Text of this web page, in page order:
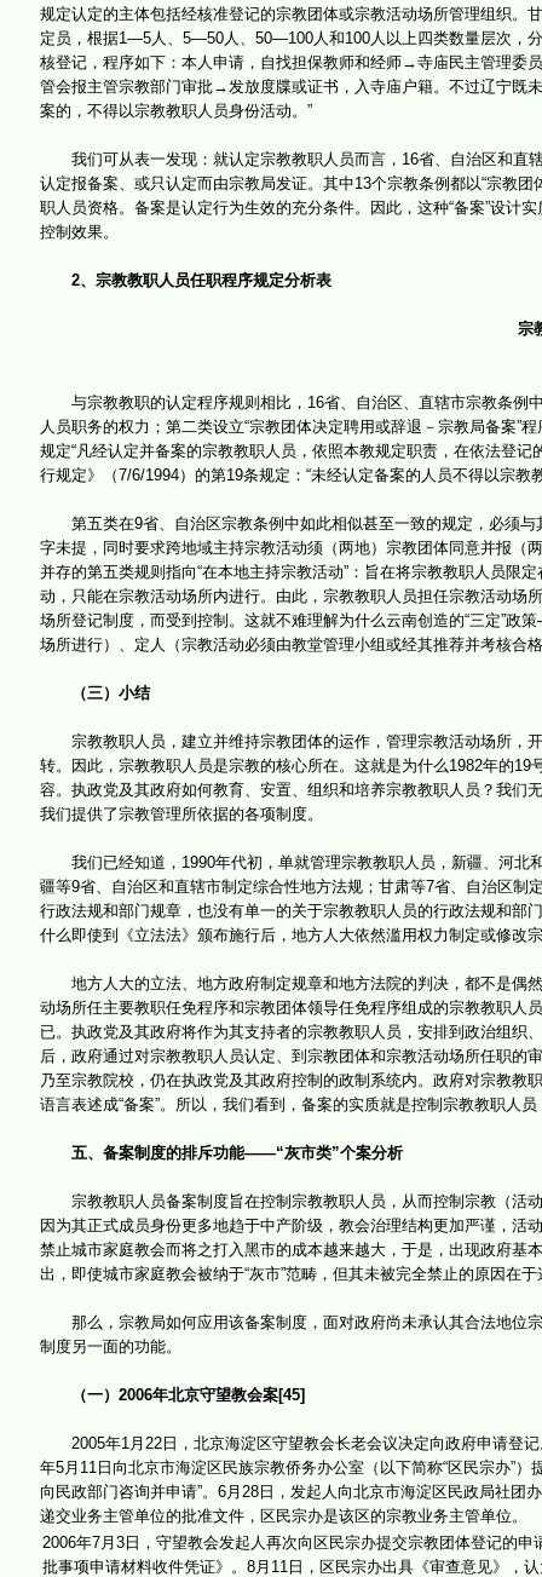
规定认定的主体包括经核准登记的宗教团体或宗教活动场所管理组织。
定员，根据1—5人、5—50人、50—100人和100人以上四类数量层次，
核登记，程序如下：本人申请，自找担保教师和经师→寺庙民主管理
管会报主管宗教部门审批→发放度牒或证书，入寺庙户籍。不过辽宁既
案的，不得以宗教教职人员身份活动。”
我们可从表一发现：就认定宗教教职人员而言，16省、自治区和直
认定报备案、或只认定而由宗教局发证。其中13个宗教条例都以“宗教
职人员资格。备案是认定行为生效的充分条件。因此，这种“备案”设计
控制效果。
2、宗教教职人员任职程序规定分析表
宗教
与宗教教职的认定程序规则相比，16省、自治区、直辖市宗教条例
人员职务的权力；第二类设立“宗教团体决定聘用或辞退－宗教局备案”
规定“凡经认定并备案的宗教教职人员，依照本教规定职责，在依法登
行规定》（7/6/1994）的第19条规定：“未经认定备案的人员不得以宗
第五类在9省、自治区宗教条例中如此相似甚至一致的规定，必须与
字未提，同时要求跨地域主持宗教活动须（两地）宗教团体同意并报（
并存的第五类规则指向“在本地主持宗教活动”：旨在将宗教教职人员限
动，只能在宗教活动场所内进行。由此，宗教教职人员担任宗教活动场
场所登记制度，而受到控制。这就不难理解为什么云南创造的“三定”
场所进行）、定人（宗教活动必须由教堂管理小组或经其推荐并考核合
（三）小结
宗教教职人员，建立并维持宗教团体的运作，管理宗教活动场所，
转。因此，宗教教职人员是宗教的核心所在。这就是为什么1982年的
容。执政党及其政府如何教育、安置、组织和培养宗教教职人员？我们
我们提供了宗教管理所依据的各项制度。
我们已经知道，1990年代初，单就管理宗教教职人员，新疆、河北
疆等9省、自治区和直辖市制定综合性地方法规；甘肃等7省、自治区
行政法规和部门规章，也没有单一的关于宗教教职人员的行政法规和部
什么即使到《立法法》颁布施行后，地方人大依然滥用权力制定或修改
地方人大的立法、地方政府制定规章和地方法院的判决，都不是偶
动场所任主要教职任免程序和宗教团体领导任免程序组成的宗教教职人
已。执政党及其政府将作为其支持者的宗教教职人员，安排到政治组
后，政府通过对宗教教职人员认定、到宗教团体和宗教活动场所任职
乃至宗教院校，仍在执政党及其政府控制的政制系统内。政府对宗教
语言表述成“备案”。所以，我们看到，备案的实质就是控制宗教教职人
五、备案制度的排斥功能——“灰市类”个案分析
宗教教职人员备案制度旨在控制宗教教职人员，从而控制宗教（活
因为其正式成员身份更多地趋于中产阶级，教会治理结构更加严谨，
禁止城市家庭教会而将之打入黑市的成本越来越大，于是，出现政府基
出，即使城市家庭教会被纳于“灰市”范畴，但其未被完全禁止的原因在
那么，宗教局如何应用该备案制度，面对政府尚未承认其合法地位
制度另一面的功能。
（一）2006年北京守望教会案[45]
2005年1月22日，北京海淀区守望教会长老会议决定向政府申请登记
年5月11日向北京市海淀区民族宗教侨务办公室（以下简称“区民宗办”
向民政部门咨询并申请”。6月28日，发起人向北京市海淀区民政局社
递交业务主管单位的批准文件，区民宗办是该区的宗教业务主管单位。
2006年7月3日，守望教会发起人再次向区民宗办提交宗教团体登记的
批事项申请材料收件凭证》。8月11日，区民宗办出具《审查意见》，